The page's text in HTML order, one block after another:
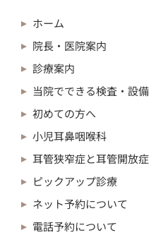
ホーム
院長・医院案内
診療案内
当院でできる検査・設備
初めての方へ
小児耳鼻咽喉科
耳管狭窄症と耳管開放症
ピックアップ診療
ネット予約について
電話予約について